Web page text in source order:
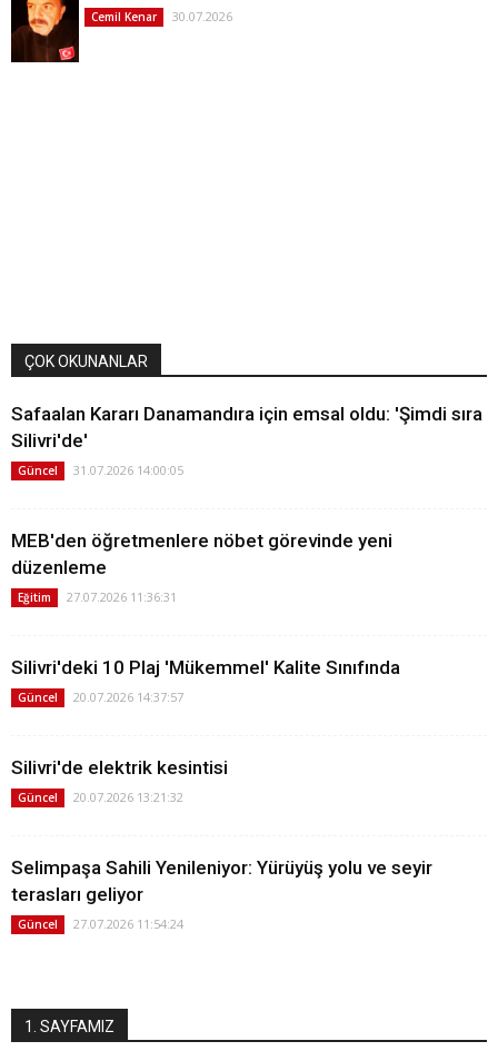
Cemil Kenar 30.07.2026
ÇOK OKUNANLAR
Safaalan Kararı Danamandıra için emsal oldu: 'Şimdi sıra
Silivri'de'
Güncel 31.07.2026 14:00:05
MEB'den öğretmenlere nöbet görevinde yeni
düzenleme
Eğitim 27.07.2026 11:36:31
Silivri'deki 10 Plaj 'Mükemmel' Kalite Sınıfında
Güncel 20.07.2026 14:37:57
Silivri'de elektrik kesintisi
Güncel 20.07.2026 13:21:32
Selimpaşa Sahili Yenileniyor: Yürüyüş yolu ve seyir
terasları geliyor
Güncel 27.07.2026 11:54:24
1. SAYFAMIZ